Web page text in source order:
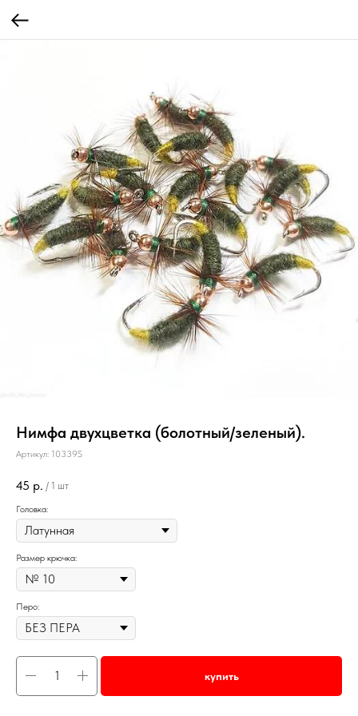
Нимфа двухцветка (болотный/зеленый).
Артикул: 10339S
45 р. / 1 шт
Головка:
Размер крючка:
Перо:
купить